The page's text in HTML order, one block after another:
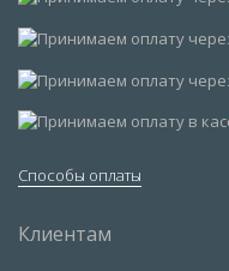
Способы оплаты
Клиентам